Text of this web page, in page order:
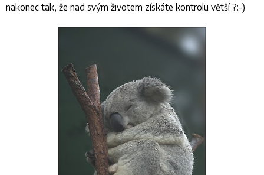
nakonec tak, že nad svým životem získáte kontrolu větší ?:-)